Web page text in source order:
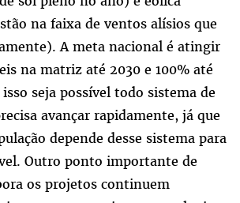
na faixa de ventos alísios que
A meta nacional é atingir
na matriz até 2030 e 100% até
seja possível todo sistema de
avançar rapidamente, já que
depende desse sistema para
Outro ponto importante de
os projetos continuem